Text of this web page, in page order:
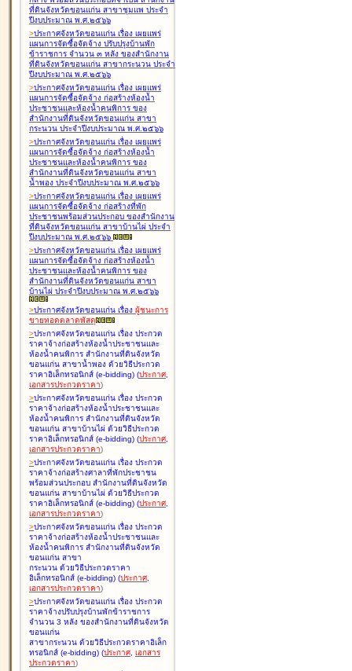
ที่ดินจังหวัดขอนแก่น สาขาชุมแพ ประจำ
ปีงบประมาณ พ.ศ.๒๕๖๖
>ประกาศจังหวัดขอนแก่น เรื่อง เผยแพร่
แผนการจัดซื้อจัดจ้าง ปรับปรุงบ้านพัก
ข้าราชการ จำนวน ๓ หลัง ของสำนักงาน
ที่ดินจังหวัดขอนแก่น สาขากระนวน ประจำ
ปีงบประมาณ พ.ศ.๒๕๖๖
>ประกาศจังหวัดขอนแก่น เรื่อง เผยแพร่
แผนการจัดซื้อจัดจ้าง ก่อสร้างห้องน้ำ
ประชาชนและห้องน้ำคนพิการ ของ
สำนักงานที่ดินจังหวัดขอนแก่น สาขา
กระนวน ประจำปีงบประมาณ พ.ศ.๒๕๖๖
>ประกาศจังหวัดขอนแก่น เรื่อง เผยแพร่
แผนการจัดซื้อจัดจ้าง ก่อสร้างห้องน้ำ
ประชาชนและห้องน้ำคนพิการ ของ
สำนักงานที่ดินจังหวัดขอนแก่น สาขา
น้ำพอง ประจำปีงบประมาณ พ.ศ.๒๕๖๖
>ประกาศจังหวัดขอนแก่น เรื่อง เผยแพร่
แผนการจัดซื้อจัดจ้าง ก่อสร้างที่พัก
ประชาชนพร้อมส่วนประกอบ ของสำนักงาน
ที่ดินจังหวัดขอนแก่น สาขาบ้านไผ่ ประจำ
ปีงบประมาณ พ.ศ.๒๕๖๖
>ประกาศจังหวัดขอนแก่น เรื่อง เผยแพร่
แผนการจัดซื้อจัดจ้าง ก่อสร้างห้องน้ำ
ประชาชนและห้องน้ำคนพิการ ของ
สำนักงานที่ดินจังหวัดขอนแก่น สาขา
บ้านไผ่ ประจำปีงบประมาณ พ.ศ.๒๕๖๖
>ประกาศจังหวัดขอนแก่น เรื่อง ผู้ชนะการ
ขายทอดตลาดพัสดุ
>ประกาศจังหวัดขอนแก่น เรื่อง ประกวด
ราคาจ้างก่อสร้างห้องน้ำประชาชนและ
ห้องน้ำคนพิการ สำนักงานที่ดินจังหวัด
ขอนแก่น สาขาน้ำพอง ด้วยวิธีประกวด
ราคาอิเล็กทรอนิกส์ (e-bidding) (ประกาศ,
เอกสารประกวดราคา)
>ประกาศจังหวัดขอนแก่น เรื่อง ประกวด
ราคาจ้างก่อสร้างห้องน้ำประชาชนและ
ห้องน้ำคนพิการ สำนักงานที่ดินจังหวัด
ขอนแก่น สาขาบ้านไผ่ ด้วยวิธีประกวด
ราคาอิเล็กทรอนิกส์ (e-bidding) (ประกาศ,
เอกสารประกวดราคา)
>ประกาศจังหวัดขอนแก่น เรื่อง ประกวด
ราคาจ้างก่อสร้างศาลาที่พักประชาชน
พร้อมส่วนประกอบ สำนักงานที่ดินจังหวัด
ขอนแก่น สาขาบ้านไผ่ ด้วยวิธีประกวด
ราคาอิเล็กทรอนิกส์ (e-bidding) (ประกาศ,
เอกสารประกวดราคา)
>ประกาศจังหวัดขอนแก่น เรื่อง ประกวด
ราคาจ้างก่อสร้างห้องน้ำประชาชนและ
ห้องน้ำคนพิการ สำนักงานที่ดินจังหวัด
ขอนแก่น สาขา
กระนวน ด้วยวิธีประกวดราคา
อิเล็กทรอนิกส์ (e-bidding) (ประกาศ,
เอกสารประกวดราคา)
>ประกาศจังหวัดขอนแก่น เรื่อง ประกวด
ราคาจ้างปรับปรุงบ้านพักข้าราชการ
จำนวน 3 หลัง ของสำนักงานที่ดินจังหวัด
ขอนแก่น
สาขากระนวน ด้วยวิธีประกวดราคาอิเล็ก
ทรอนิกส์ (e-bidding) (ประกาศ, เอกสาร
ประกวดราคา)